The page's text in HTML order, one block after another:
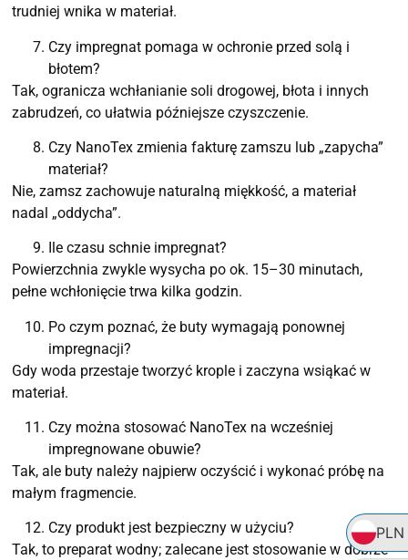
PLN
trudniej wnika w materiał.
Czy impregnat pomaga w ochronie przed solą i
błotem?
Tak, ogranicza wchłanianie soli drogowej, błota i innych
zabrudzeń, co ułatwia późniejsze czyszczenie.
Czy NanoTex zmienia fakturę zamszu lub „zapycha”
materiał?
Nie, zamsz zachowuje naturalną miękkość, a materiał
nadal „oddycha”.
Ile czasu schnie impregnat?
Powierzchnia zwykle wysycha po ok. 15–30 minutach,
pełne wchłonięcie trwa kilka godzin.
Po czym poznać, że buty wymagają ponownej
impregnacji?
Gdy woda przestaje tworzyć krople i zaczyna wsiąkać w
materiał.
Czy można stosować NanoTex na wcześniej
impregnowane obuwie?
Tak, ale buty należy najpierw oczyścić i wykonać próbę na
małym fragmencie.
Czy produkt jest bezpieczny w użyciu?
Tak, to preparat wodny; zalecane jest stosowanie w dobrze